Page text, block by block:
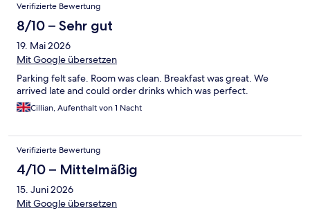
Verifizierte Bewertung
8/10 – Sehr gut
19. Mai 2026
Mit Google übersetzen
Parking felt safe. Room was clean. Breakfast was great. We
arrived late and could order drinks which was perfect.
Cillian, Aufenthalt von 1 Nacht
Verifizierte Bewertung
4/10 – Mittelmäßig
15. Juni 2026
Mit Google übersetzen